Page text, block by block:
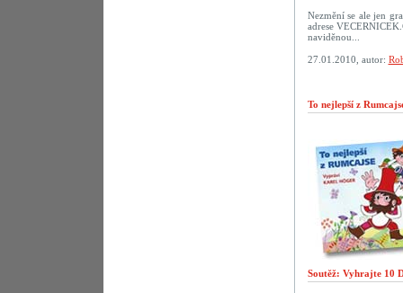
Nezmění se ale jen
adrese
naviděnou...
27.01.2010, autor:
To nejlepší z
Soutěž: Vyhrajte 10